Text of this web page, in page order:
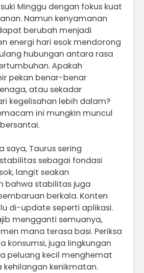
Minggu dengan fokus kuat
Namun kenyamanan
berubah menjadi
energi hari esok mendorong
hubungan antara rasa
Apakah
pekan benar-benar
atau sekadar
kegelisahan lebih dalam?
ini mungkin muncul
saya, Taurus sering
sebagai fondasi
langit seakan
bahwa stabilitas juga
berkala. Konten
di-update seperti aplikasi.
mengganti semuanya,
mana terasa basi. Periksa
konsumsi, juga lingkungan
peluang kecil menghemat
kenikmatan.